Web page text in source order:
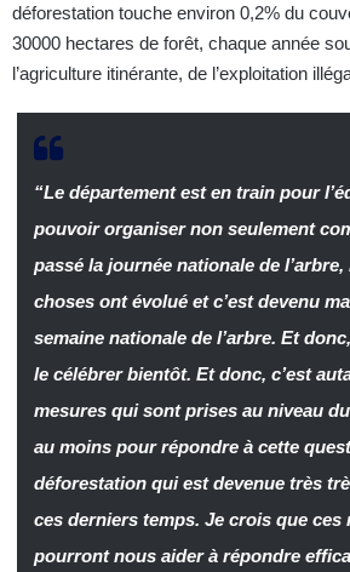
déforestation touche environ 0,2% du
30000 hectares de forêt, chaque année
l’agriculture itinérante, de l’exploitation
“Le département est en train pour
pouvoir organiser non seulement
passé la journée nationale de l’arbre,
choses ont évolué et c’est devenu
semaine nationale de l’arbre. Et
le célébrer bientôt. Et donc, c’est
mesures qui sont prises au niveau
au moins pour répondre à cette
déforestation qui est devenue très
ces derniers temps. Je crois que ces
pourront nous aider à répondre